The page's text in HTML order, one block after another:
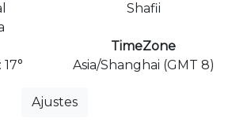
Shafii
TimeZone
Asia/Shanghai (GMT 8)
Ajustes